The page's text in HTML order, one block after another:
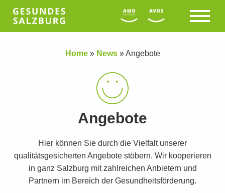
Home» News»Angebote
Angebote
Hier können Sie durch die Vielfalt unserer
qualitätsgesicherten Angebote stöbern. Wir kooperieren
in ganz Salzburg mit zahlreichen Anbietern und
Partnern im Bereich der Gesundheitsförderung.